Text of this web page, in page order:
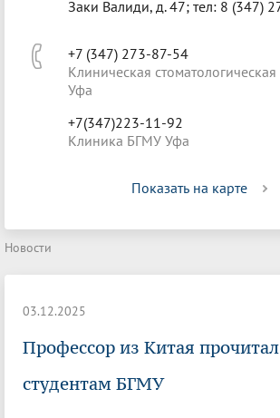
Заки Валиди, д. 47; тел: 8 (347)
+7 (347) 273-87-54
Клиническая
Уфа
+7(347)223-11-92
Клиника БГМУ Уфа
Показать на карте
Новости
03.12.2025
Профессор из Китая
студентам БГМУ